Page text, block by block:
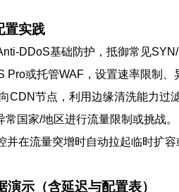
置实践
DDoS基础防护，抵御常见SYN/
Pro或托管WAF，设置速率限制、
CDN节点，利用边缘清洗能力过
国家/地区进行流量限制或挑战。
并在流量突增时自动拉起临时扩容
示（含延迟与配置表）